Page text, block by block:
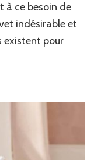
à ce besoin de
indésirable et
existent pour